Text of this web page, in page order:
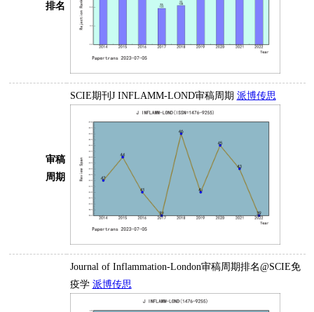
排名
审稿
周期
SCIE期刊J INFLAMM-LOND审稿周期 派博传思
Journal of Inflammation-London审稿周期排名@SCIE免
疫学 派博传思